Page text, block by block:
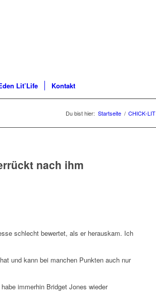
Lit’Life Kontakt
Du bist hier: Startseite / CHICK-LIT
nach ihm
schlecht bewertet, als er herauskam. Ich
und kann bei manchen Punkten auch nur
immerhin Bridget Jones wieder